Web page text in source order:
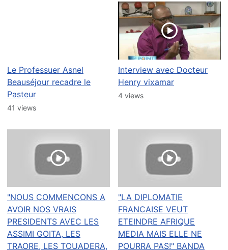
Le Professuer Asnel
Beauséjour recadre le
Pasteur
41 views
Interview avec Docteur
Henry vixamar
4 views
"NOUS COMMENCONS A
AVOIR NOS VRAIS
PRESIDENTS AVEC LES
ASSIMI GOITA, LES
TRAORE, LES TOUADERA,
"LA DIPLOMATIE
FRANCAISE VEUT
ETEINDRE AFRIQUE
MEDIA MAIS ELLE NE
POURRA PAS!" BANDA